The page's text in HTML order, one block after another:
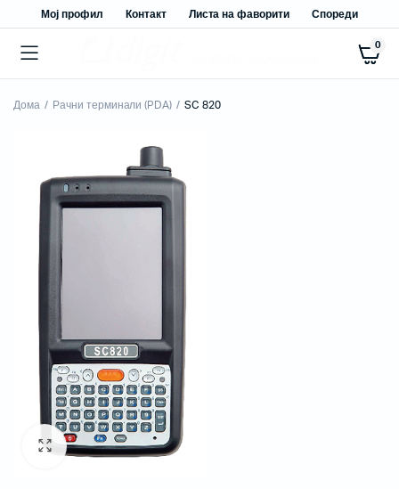
Мој профил Контакт Листа на фаворити Спореди
0
Дома Рачни терминали (PDA) SC 820